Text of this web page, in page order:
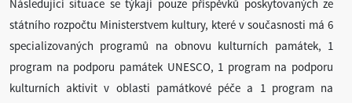
Následující situace se týkají pouze příspěvků poskytovaných ze
státního rozpočtu Ministerstvem kultury, které v současnosti má 6
specializovaných programů na obnovu kulturních památek, 1
program na podporu památek UNESCO, 1 program na podporu
kulturních aktivit v oblasti památkové péče a 1 program na